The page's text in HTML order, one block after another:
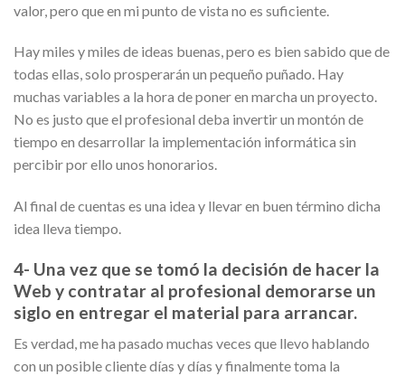
valor, pero que en mi punto de vista no es suficiente.
Hay miles y miles de ideas buenas, pero es bien sabido que de
todas ellas, solo prosperarán un pequeño puñado. Hay
muchas variables a la hora de poner en marcha un proyecto.
No es justo que el profesional deba invertir un montón de
tiempo en desarrollar la implementación informática sin
percibir por ello unos honorarios.
Al final de cuentas es una idea y llevar en buen término dicha
idea lleva tiempo.
4- Una vez que se tomó la decisión de hacer la
Web y contratar al profesional demorarse un
siglo en entregar el material para arrancar.
Es verdad, me ha pasado muchas veces que llevo hablando
con un posible cliente días y días y finalmente toma la